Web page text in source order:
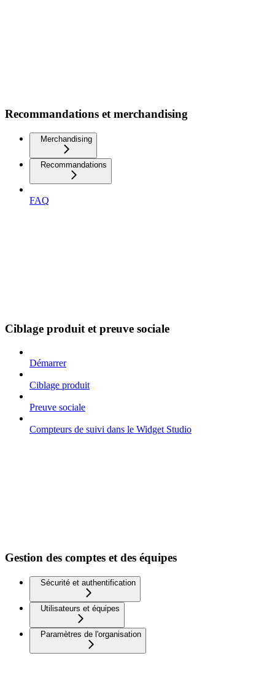
Recommandations et merchandising
Merchandising
Recommandations
FAQ
Ciblage produit et preuve sociale
Démarrer
Ciblage produit
Preuve sociale
Compteurs de suivi dans le Widget Studio
Gestion des comptes et des équipes
Sécurité et authentification
Utilisateurs et équipes
Paramètres de l'organisation